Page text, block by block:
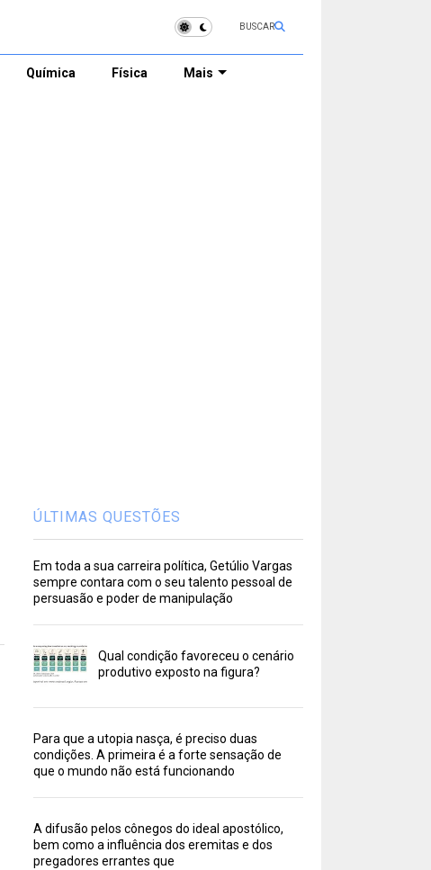
BUSCAR
Química Física Mais
ÚLTIMAS QUESTÕES
Em toda a sua carreira política, Getúlio Vargas
sempre contara com o seu talento pessoal de
persuasão e poder de manipulação
Qual condição favoreceu o cenário
produtivo exposto na figura?
Para que a utopia nasça, é preciso duas
condições. A primeira é a forte sensação de
que o mundo não está funcionando
A difusão pelos cônegos do ideal apostólico,
bem como a influência dos eremitas e dos
pregadores errantes que